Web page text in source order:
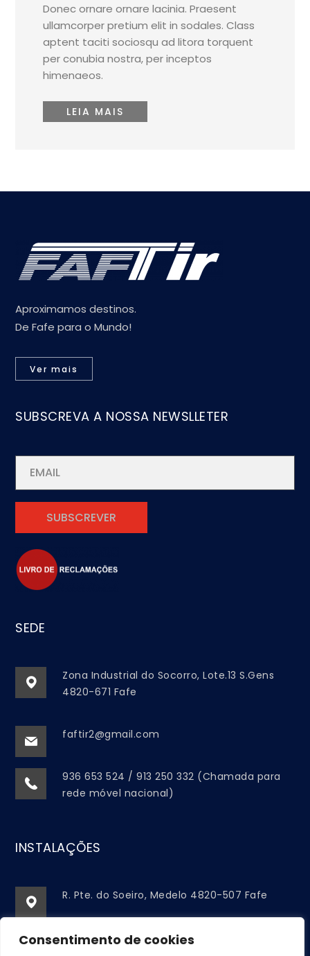
Consentimento de cookies
Donec ornare ornare lacinia. Praesent
ullamcorper pretium elit in sodales. Class
aptent taciti sociosqu ad litora torquent
per conubia nostra, per inceptos
himenaeos.
LEIA MAIS
Aproximamos destinos.
De Fafe para o Mundo!
Ver mais
SUBSCREVA A NOSSA NEWSLLETER
SEDE
Zona Industrial do Socorro, Lote.13 S.Gens
4820-671 Fafe
faftir2@gmail.com
936 653 524 / 913 250 332 (Chamada para
rede móvel nacional)
INSTALAÇÕES
R. Pte. do Soeiro, Medelo 4820-507 Fafe
faftir2@gmail.com